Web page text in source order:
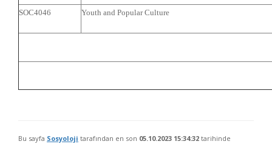
SOC4046 Youth and Popular Culture
Bu sayfa Sosyoloji tarafından en son 05.10.2023 15:34:32 tarihinde